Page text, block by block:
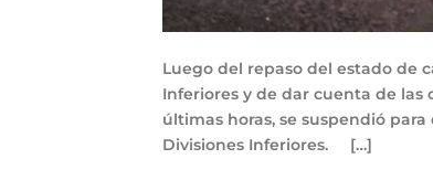
Luego del repaso del estado de
Inferiores y de dar cuenta de
últimas horas, se suspendió
Divisiones Inferiores. […]